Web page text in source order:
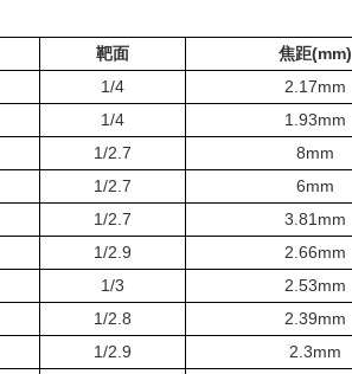
靶面 焦距(mm)
1/4 2.17mm
1/4 1.93mm
1/2.7 8mm
1/2.7 6mm
1/2.7 3.81mm
1/2.9 2.66mm
1/3 2.53mm
1/2.8 2.39mm
1/2.9 2.3mm